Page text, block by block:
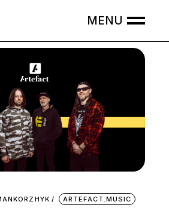
ARTEFACT.MUSIC